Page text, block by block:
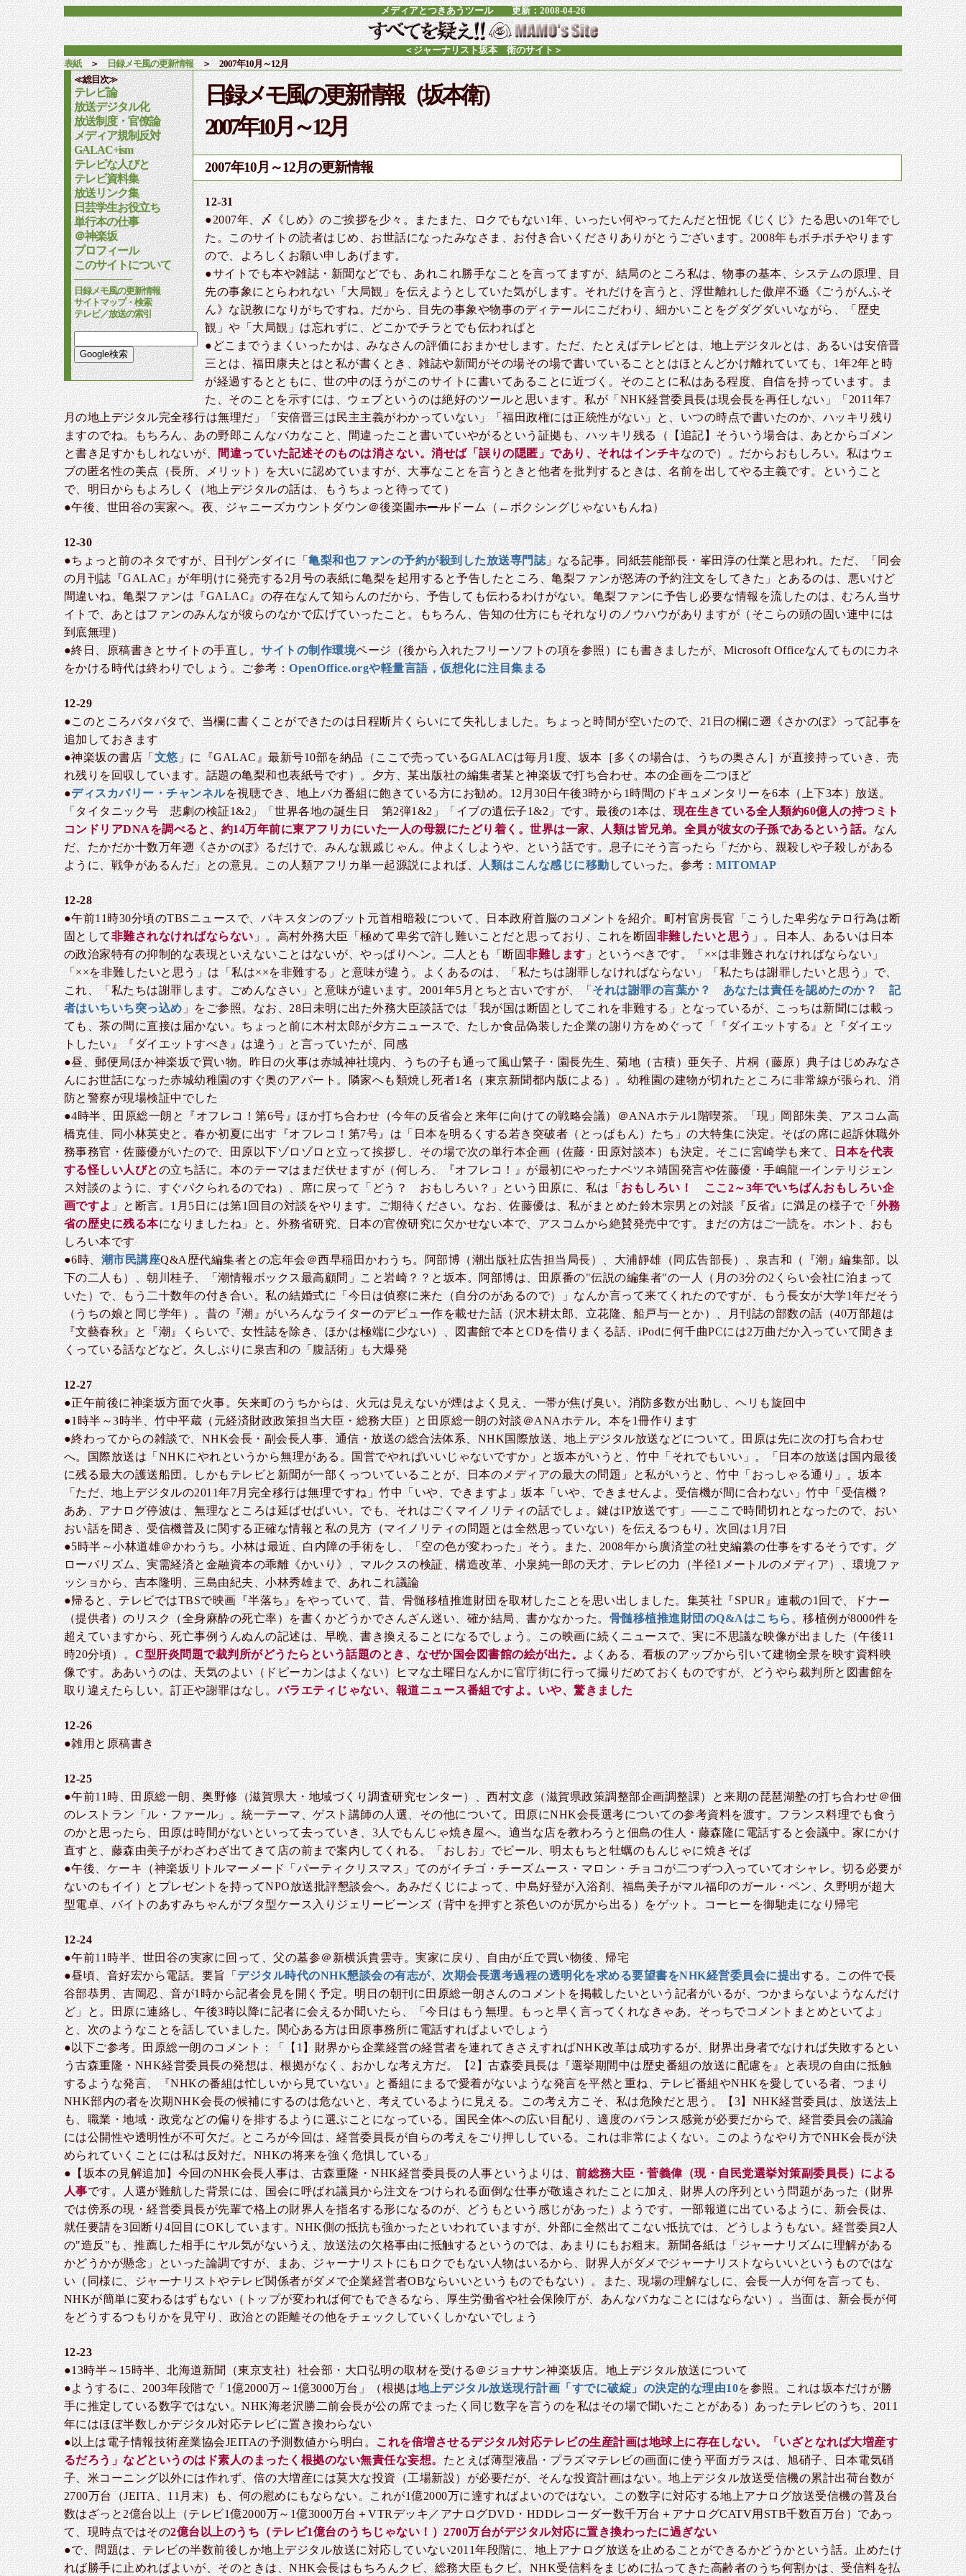
メディアとつきあうツール更新：2008-04-26
＜ジャーナリスト坂本 衛のサイト＞
表紙＞日録メモ風の更新情報＞ 2007年10月～12月
≪総目次≫
テレビ論
放送デジタル化
放送制度・官僚論
メディア規制反対
GALAC+ism
テレビな人びと
テレビ資料集
放送リンク集
日芸学生お役立ち
単行本の仕事
＠神楽坂
プロフィール
このサイトについて
────────
日録メモ風の更新情報
サイトマップ・検索
テレビ／放送の索引
日録メモ風の更新情報（坂本衛）
2007年10月～12月
2007年10月～12月の更新情報
12-31
●2007年、〆《しめ》のご挨拶を少々。またまた、ロクでもない1年、いったい何やってたんだと忸怩《じくじ》たる思いの1年でし
た。このサイトの読者はじめ、お世話になったみなさま、お付き合いくださりありがとうございます。2008年もボチボチやります
ので、よろしくお願い申しあげます。
●サイトでも本や雑誌・新聞などでも、あれこれ勝手なことを言ってますが、結局のところ私は、物事の基本、システムの原理、目
先の事象にとらわれない「大局観」を伝えようとしていた気がします。それだけを言うと、浮世離れした傲岸不遜《ごうがんふそ
ん》な説教になりがちですね。だから、目先の事象や物事のディテールにこだわり、細かいことをグダグダいいながら、「歴史
観」や「大局観」は忘れずに、どこかでチラとでも伝わればと
●どこまでうまくいったかは、みなさんの評価におまかせします。ただ、たとえばテレビとは、地上デジタルとは、あるいは安倍晋
三とは、福田康夫とはと私が書くとき、雑誌や新聞がその場その場で書いていることとはほとんどかけ離れていても、1年2年と時
が経過するとともに、世の中のほうがこのサイトに書いてあることに近づく。そのことに私はある程度、自信を持っています。ま
た、そのことを示すには、ウェブというのは絶好のツールと思います。私が「NHK経営委員長は現会長を再任しない」「2011年7
月の地上デジタル完全移行は無理だ」「安倍晋三は民主主義がわかっていない」「福田政権には正統性がない」と、いつの時点で書いたのか、ハッキリ残り
ますのでね。もちろん、あの野郎こんなバカなこと、間違ったこと書いていやがるという証拠も、ハッキリ残る（【追記】そういう場合は、あとからゴメン
と書き足すかもしれないが、間違っていた記述そのものは消さない。消せば「誤りの隠匿」であり、それはインチキなので）。だからおもしろい。私はウェ
ブの匿名性の美点（長所、メリット）を大いに認めていますが、大事なことを言うときと他者を批判するときは、名前を出してやる主義です。ということ
で、明日からもよろしく（地上デジタルの話は、もうちょっと待ってて）
●午後、世田谷の実家へ。夜、ジャニーズカウントダウン＠後楽園ホールドーム（←ボクシングじゃないもんね）
12-30
●ちょっと前のネタですが、日刊ゲンダイに「亀梨和也ファンの予約が殺到した放送専門誌」なる記事。同紙芸能部長・峯田淳の仕業と思われ。ただ、「同会
の月刊誌『GALAC』が年明けに発売する2月号の表紙に亀梨を起用すると予告したところ、亀梨ファンが怒涛の予約注文をしてきた」とあるのは、悪いけど
間違いね。亀梨ファンは『GALAC』の存在なんて知らんのだから、予告しても伝わるわけがない。亀梨ファンに予告し必要な情報を流したのは、むろん当サ
イトで、あとはファンのみんなが彼らのなかで広げていったこと。もちろん、告知の仕方にもそれなりのノウハウがありますが（そこらの頭の固い連中には
到底無理）
●終日、原稿書きとサイトの手直し。サイトの制作環境ページ（後から入れたフリーソフトの項を参照）にも書きましたが、Microsoft Officeなんてものにカネ
をかける時代は終わりでしょう。ご参考：OpenOffice.orgや軽量言語，仮想化に注目集まる
12-29
●このところバタバタで、当欄に書くことができたのは日程断片くらいにて失礼しました。ちょっと時間が空いたので、21日の欄に遡《さかのぼ》って記事を
追加しておきます
●神楽坂の書店「文悠」に『GALAC』最新号10部を納品（ここで売っているGALACは毎月1度、坂本［多くの場合は、うちの奥さん］が直接持っていき、売
れ残りを回収しています。話題の亀梨和也表紙号です）。夕方、某出版社の編集者某と神楽坂で打ち合わせ。本の企画を二つほど
●ディスカバリー・チャンネルを視聴でき、地上バカ番組に飽きている方にお勧め。12月30日午後3時から1時間のドキュメンタリーを6本（上下3本）放送。
「タイタニック号 悲劇の検証1&2」「世界各地の誕生日 第2弾1&2」「イブの遺伝子1&2」です。最後の1本は、現在生きている全人類約60億人の持つミト
コンドリアDNAを調べると、約14万年前に東アフリカにいた一人の母親にたどり着く。世界は一家、人類は皆兄弟。全員が彼女の子孫であるという話。なん
だ、たかだか十数万年遡《さかのぼ》るだけで、みんな親戚じゃん。仲よくしようや、という話です。息子にそう言ったら「だから、親殺しや子殺しがある
ように、戦争があるんだ」との意見。この人類アフリカ単一起源説によれば、人類はこんな感じに移動していった。参考：MITOMAP
12-28
●午前11時30分頃のTBSニュースで、パキスタンのブット元首相暗殺について、日本政府首脳のコメントを紹介。町村官房長官「こうした卑劣なテロ行為は断
固として非難されなければならない」。高村外務大臣「極めて卑劣で許し難いことだと思っており、これを断固非難したいと思う」。日本人、あるいは日本
の政治家特有の抑制的な表現といえないことはないが、やっぱりヘン。二人とも「断固非難します」というべきです。「××は非難されなければならない」
「××を非難したいと思う」は「私は××を非難する」と意味が違う。よくあるのは、「私たちは謝罪しなければならない」「私たちは謝罪したいと思う」で、
これ、「私たちは謝罪します。ごめんなさい」と意味が違います。2001年5月とちと古いですが、「それは謝罪の言葉か？ あなたは責任を認めたのか？ 記
者はいちいち突っ込め」をご参照。なお、28日未明に出た外務大臣談話では「我が国は断固としてこれを非難する」となっているが、こっちは新聞には載っ
ても、茶の間に直接は届かない。ちょっと前に木村太郎が夕方ニュースで、たしか食品偽装した企業の謝り方をめぐって「『ダイエットする』と『ダイエッ
トしたい』『ダイエットすべき』は違う」と言っていたが、同感
●昼、郵便局ほか神楽坂で買い物。昨日の火事は赤城神社境内、うちの子も通って風山繁子・園長先生、菊地（古積）亜矢子、片桐（藤原）典子はじめみなさ
んにお世話になった赤城幼稚園のすぐ奥のアパート。隣家へも類焼し死者1名（東京新聞都内版による）。幼稚園の建物が切れたところに非常線が張られ、消
防と警察が現場検証中でした
●4時半、田原総一朗と『オフレコ！第6号』ほか打ち合わせ（今年の反省会と来年に向けての戦略会議）＠ANAホテル1階喫茶。「現」岡部朱美、アスコム高
橋克佳、同小林英史と。春か初夏に出す『オフレコ！第7号』は「日本を明るくする若き突破者（とっぱもん）たち」の大特集に決定。そばの席に起訴休職外
務事務官・佐藤優がいたので、田原以下ゾロゾロと立って挨拶し、その場で次の単行本企画（佐藤・田原対談本）も決定。そこに宮崎学も来て、日本を代表
する怪しい人びとの立ち話に。本のテーマはまだ伏せますが（何しろ、『オフレコ！』が最初にやったナベツネ靖国発言や佐藤優・手嶋龍一インテリジェン
ス対談のように、すぐパクられるのでね）、席に戻って「どう？ おもしろい？」という田原に、私は「おもしろい！ ここ2～3年でいちばんおもしろい企
画ですよ」と断言。1月5日には第1回目の対談をやります。ご期待ください。なお、佐藤優は、私がまとめた鈴木宗男との対談『反省』に満足の様子で「外務
省の歴史に残る本になりましたね」と。外務省研究、日本の官僚研究に欠かせない本で、アスコムから絶賛発売中です。まだの方はご一読を。ホント、おも
しろい本です
●6時、潮市民講座Q&A歴代編集者との忘年会＠西早稲田かわうち。阿部博（潮出版社広告担当局長）、大浦靜雄（同広告部長）、泉吉和（『潮』編集部。以
下の二人も）、朝川桂子、「潮情報ボックス最高顧問」こと岩崎？？と坂本。阿部博は、田原番の"伝説の編集者"の一人（月の3分の2くらい会社に泊まって
いた）で、もう二十数年の付き合い。私の結婚式に「今日は偵察に来た（自分のがあるので）」なんか言って来てくれたのですが、もう長女が大学1年だそう
（うちの娘と同じ学年）。昔の『潮』がいろんなライターのデビュー作を載せた話（沢木耕太郎、立花隆、船戸与一とか）、月刊誌の部数の話（40万部超は
『文藝春秋』と『潮』くらいで、女性誌を除き、ほかは極端に少ない）、図書館で本とCDを借りまくる話、iPodに何千曲PCには2万曲だか入っていて聞きま
くっている話などなど。久しぶりに泉吉和の「腹話術」も大爆発
12-27
●正午前後に神楽坂方面で火事。矢来町のうちからは、火元は見えないが煙はよく見え、一帯が焦げ臭い。消防多数が出動し、ヘリも旋回中
●1時半～3時半、竹中平蔵（元経済財政政策担当大臣・総務大臣）と田原総一朗の対談＠ANAホテル。本を1冊作ります
●終わってからの雑談で、NHK会長・副会長人事、通信・放送の総合法体系、NHK国際放送、地上デジタル放送などについて。田原は先に次の打ち合わせ
へ。国際放送は「NHKにやれというから無理がある。国営でやればいいじゃないですか」と坂本がいうと、竹中「それでもいい」。「日本の放送は国内最後
に残る最大の護送船団。しかもテレビと新聞が一部くっついていることが、日本のメディアの最大の問題」と私がいうと、竹中「おっしゃる通り」。坂本
「ただ、地上デジタルの2011年7月完全移行は無理ですね」竹中「いや、できますよ」坂本「いや、できませんよ。受信機が間に合わない」竹中「受信機？
ああ、アナログ停波は、無理なところは延ばせばいい。でも、それはごくマイノリティの話でしょ。鍵はIP放送です」──ここで時間切れとなったので、おい
おい話を聞き、受信機普及に関する正確な情報と私の見方（マイノリティの問題とは全然思っていない）を伝えるつもり。次回は1月7日
●5時半～小林道雄＠かわうち。小林は最近、白内障の手術をし、「空の色が変わった」そう。また、2008年から廣済堂の社史編纂の仕事をするそうです。グ
ローバリズム、実需経済と金融資本の乖離《かいり》、マルクスの検証、構造改革、小泉純一郎の天才、テレビの力（半径1メートルのメディア）、環境ファ
ッショから、吉本隆明、三島由紀夫、小林秀雄まで、あれこれ議論
●帰ると、テレビではTBSで映画『半落ち』をやっていて、昔、骨髄移植推進財団を取材したことを思い出しました。集英社『SPUR』連載の1回で、ドナー
（提供者）のリスク（全身麻酔の死亡率）を書くかどうかでさんざん迷い、確か結局、書かなかった。骨髄移植推進財団のQ&Aはこちら。移植例が8000件を
超えていますから、死亡事例うんぬんの記述は、早晩、書き換えることになるでしょう。この映画に続くニュースで、実に不思議な映像が出ました（午後11
時20分頃）。C型肝炎問題で裁判所がどうたらという話題のとき、なぜか国会図書館の絵が出た。よくある、看板のアップから引いて建物全景を映す資料映
像です。ああいうのは、天気のよい（ドピーカンはよくない）ヒマな土曜日なんかに官庁街に行って撮りだめておくものですが、どうやら裁判所と図書館を
取り違えたらしい。訂正や謝罪はなし。バラエティじゃない、報道ニュース番組ですよ。いや、驚きました
12-26
●雑用と原稿書き
12-25
●午前11時、田原総一朗、奥野修（滋賀県大・地域づくり調査研究センター）、西村文彦（滋賀県政策調整部企画調整課）と来期の琵琶湖塾の打ち合わせ＠佃
のレストラン「ル・ファール」。統一テーマ、ゲスト講師の人選、その他について。田原にNHK会長選考についての参考資料を渡す。フランス料理でも食う
のかと思ったら、田原は時間がないといって去っていき、3人でもんじゃ焼き屋へ。適当な店を教わろうと佃島の住人・藤森隆に電話すると会議中。家にかけ
直すと、藤森由美子がわざわざ出てきて店の前まで案内してくれる。「おしお」でビール、明太もちと牡蠣のもんじゃに焼きそば
●午後、ケーキ（神楽坂リトルマーメード「パーティクリスマス」てのがイチゴ・チーズムース・マロン・チョコが二つずつ入っていてオシャレ。切る必要が
ないのもイイ）とプレゼントを持ってNPO放送批評懇談会へ。あみだくじによって、中島好登が入浴剤、福島美子がマル福印のガール・ペン、久野明が超大
型電卓、バイトのあすみちゃんがブタ型ケース入りジェリービーンズ（背中を押すと茶色いのが尻から出る）をゲット。コーヒーを御馳走になり帰宅
12-24
●午前11時半、世田谷の実家に回って、父の墓参＠新横浜貴雲寺。実家に戻り、自由が丘で買い物後、帰宅
●昼頃、音好宏から電話。要旨「デジタル時代のNHK懇談会の有志が、次期会長選考過程の透明化を求める要望書をNHK経営委員会に提出する。この件で長
谷部恭男、吉岡忍、音が1時から記者会見を開く予定。明日の朝刊に田原総一朗さんのコメントを掲載したいという記者がいるが、つかまらないようなんだけ
ど」と。田原に連絡し、午後3時以降に記者に会えるか聞いたら、「今日はもう無理。もっと早く言ってくれなきゃあ。そっちでコメントまとめといてよ」
と、次のようなことを話していました。関心ある方は田原事務所に電話すればよいでしょう
●以下ご参考。田原総一朗のコメント：「【1】財界から企業経営の経営者を連れてきさえすればNHK改革は成功するが、財界出身者でなければ失敗するとい
う古森重隆・NHK経営委員長の発想は、根拠がなく、おかしな考え方だ。【2】古森委員長は『選挙期間中は歴史番組の放送に配慮を』と表現の自由に抵触
するような発言、『NHKの番組は忙しいから見ていない』と番組にまるで愛着がないような発言を平然と重ね、テレビ番組やNHKを愛している者、つまり
NHK部内の者を次期NHK会長の候補にするのは危ないと、考えているように見える。この考え方こそ、私は危険だと思う。【3】NHK経営委員は、放送法上
も、職業・地域・政党などの偏りを排するように選ぶことになっている。国民全体への広い目配り、適度のバランス感覚が必要だからで、経営委員会の議論
には公開性や透明性が不可欠だ。ところが今回は、経営委員長が自らの考えをごり押ししている。これは非常によくない。このようなやり方でNHK会長が決
められていくことには私は反対だ。NHKの将来を強く危惧している」
●【坂本の見解追加】今回のNHK会長人事は、古森重隆・NHK経営委員長の人事というよりは、前総務大臣・菅義偉（現・自民党選挙対策副委員長）による
人事です。人選が難航した背景には、国会に呼ばれ議員から注文をつけられる面倒な仕事が敬遠されたことに加え、財界人の序列という問題があった（財界
では傍系の現・経営委員長が先輩で格上の財界人を指名する形になるのが、どうもという感じがあった）ようです。一部報道に出ているように、新会長は、
就任要請を3回断り4回目にOKしています。NHK側の抵抗も強かったといわれていますが、外部に全然出てこない抵抗では、どうしようもない。経営委員2人
の"造反"も、推薦した相手にヤル気がないうえ、放送法の欠格事由に抵触するというのでは、あまりにもお粗末。新聞各紙は「ジャーナリズムに理解がある
かどうかが懸念」といった論調ですが、まあ、ジャーナリストにもロクでもない人物はいるから、財界人がダメでジャーナリストならいいというものではな
い（同様に、ジャーナリストやテレビ関係者がダメで企業経営者OBならいいというものでもない）。また、現場の理解なしに、会長一人が何を言っても、
NHKが簡単に変わるはずもない（トップが変われば何でもできるなら、厚生労働省や社会保険庁が、あんなバカなことにはならない）。当面は、新会長が何
をどうするつもりかを見守り、政治との距離その他をチェックしていくしかないでしょう
12-23
●13時半～15時半、北海道新聞（東京支社）社会部・大口弘明の取材を受ける＠ジョナサン神楽坂店。地上デジタル放送について
●ようするに、2003年段階で「1億2000万～1億3000万台」（根拠は地上デジタル放送現行計画「すでに破綻」の決定的な理由10を参照。これは坂本だけが勝
手に推定している数字ではない。NHK海老沢勝二前会長が公の席でまったく同じ数字を言うのを私はその場で聞いたことがある）あったテレビのうち、2011
年にはほぼ半数しかデジタル対応テレビに置き換わらない
●以上は電子情報技術産業協会JEITAの予測数値から明白。これを倍増させるデジタル対応テレビの生産計画は地球上に存在しない。「いざとなれば大増産す
るだろう」などというのはド素人のまったく根拠のない無責任な妄想。たとえば薄型液晶・プラズマテレビの画面に使う平面ガラスは、旭硝子、日本電気硝
子、米コーニング以外には作れず、倍の大増産には莫大な投資（工場新設）が必要だが、そんな投資計画はない。地上デジタル放送受信機の累計出荷台数が
2700万台（JEITA、11月末）も、何の慰めにもならない。これが1億2000万に達すればよいのではない。この数字に対応する地上アナログ放送受信機の普及台
数はざっと2億台以上（テレビ1億2000万～1億3000万台＋VTRデッキ／アナログDVD・HDDレコーダー数千万台＋アナログCATV用STB千数百万台）であっ
て、現時点ではその2億台以上のうち（テレビ1億台のうちじゃない！）2700万台がデジタル対応に置き換わったに過ぎない
●で、問題は、テレビの半数前後しか地上デジタル放送に対応していない2011年段階に、地上アナログ放送を止めることができるかどうかという話。止めたけ
れば勝手に止めればよいが、そのときは、NHK会長はもちろんクビ、総務大臣もクビ。NHK受信料をまじめに払ってきた高齢者のうち何割かは、受信料を払